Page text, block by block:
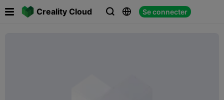
Creality Cloud   Se connecter